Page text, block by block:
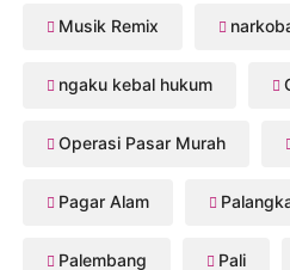
Musik Remix
ngaku kebal hukum
Operasi Pasar Murah
Pagar Alam
Palembang Pali